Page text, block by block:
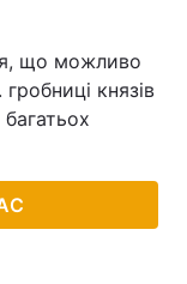
що можливо
князів